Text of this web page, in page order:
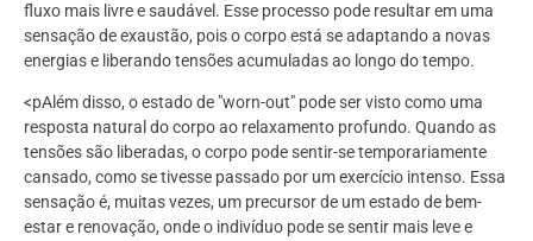
fluxo mais livre e saudável. Esse processo pode resultar em uma
sensação de exaustão, pois o corpo está se adaptando a novas
energias e liberando tensões acumuladas ao longo do tempo.
<pAlém disso, o estado de "worn-out" pode ser visto como uma
resposta natural do corpo ao relaxamento profundo. Quando as
tensões são liberadas, o corpo pode sentir-se temporariamente
cansado, como se tivesse passado por um exercício intenso. Essa
sensação é, muitas vezes, um precursor de um estado de bem-
estar e renovação, onde o indivíduo pode se sentir mais leve e